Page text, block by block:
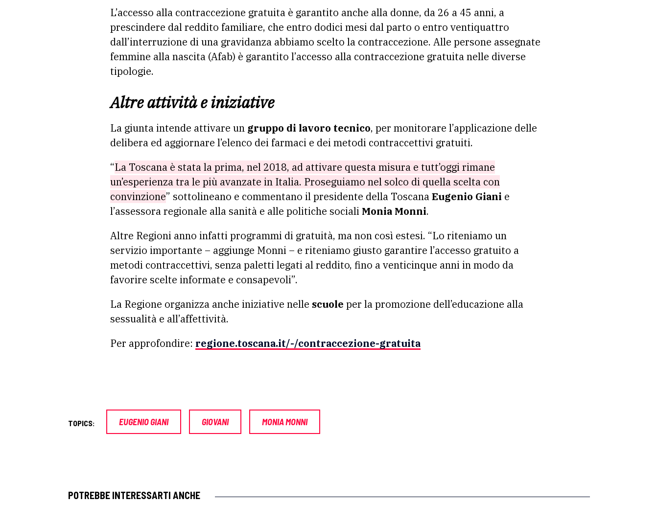
L’accesso alla contraccezione gratuita è garantito anche alla donne, da 26 a 45 anni, a
prescindere dal reddito familiare, che entro dodici mesi dal parto o entro ventiquattro
dall’interruzione di una gravidanza abbiamo scelto la contraccezione. Alle persone assegnate
femmine alla nascita (Afab) è garantito l’accesso alla contraccezione gratuita nelle diverse
tipologie.
Altre attività e iniziative
La giunta intende attivare un gruppo di lavoro tecnico, per monitorare l’applicazione delle
delibera ed aggiornare l’elenco dei farmaci e dei metodi contraccettivi gratuiti.
“La Toscana è stata la prima, nel 2018, ad attivare questa misura e tutt’oggi rimane
un’esperienza tra le più avanzate in Italia. Proseguiamo nel solco di quella scelta con
convinzione” sottolineano e commentano il presidente della ToscanaEugenio Giani e
l’assessora regionale alla sanità e alle politiche sociali Monia Monni.
Altre Regioni anno infatti programmi di gratuità, ma non così estesi. “Lo riteniamo un
servizio importante – aggiunge Monni – e riteniamo giusto garantire l’accesso gratuito a
metodi contraccettivi, senza paletti legati al reddito, fino a venticinque anni in modo da
favorire scelte informate e consapevoli”.
La Regione organizza anche iniziative nelle scuole per la promozione dell’educazione alla
sessualità e all’affettività.
Per approfondire: regione.toscana.it/-/contraccezione-gratuita
TOPICS: EUGENIO GIANI GIOVANI MONIA MONNI
POTREBBE INTERESSARTI ANCHE